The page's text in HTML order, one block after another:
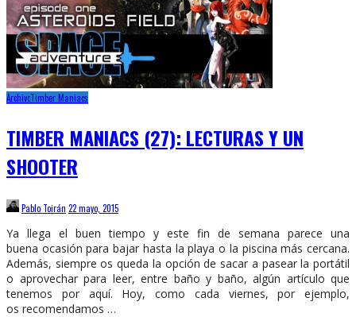
ArchivoTimber Maniacs
TIMBER MANIACS (27): LECTURAS Y UN
SHOOTER
Pablo Toirán 22 mayo, 2015
Ya llega el buen tiempo y este fin de semana parece una
buena ocasión para bajar hasta la playa o la piscina más cercana.
Además, siempre os queda la opción de sacar a pasear la portátil
o aprovechar para leer, entre baño y baño, algún artículo que
tenemos por aquí. Hoy, como cada viernes, por ejemplo,
os recomendamos …